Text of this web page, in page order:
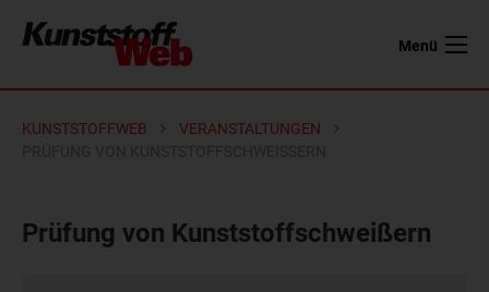
Menü
KUNSTSTOFFWEB
VERANSTALTUNGEN
Prüfung von Kunststoffschweißern